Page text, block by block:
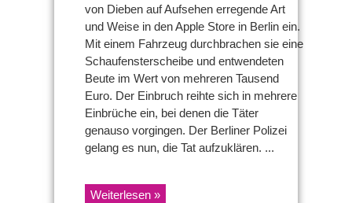
von Dieben auf Aufsehen erregende Art
und Weise in den Apple Store in Berlin ein.
Mit einem Fahrzeug durchbrachen sie eine
Schaufensterscheibe und entwendeten
Beute im Wert von mehreren Tausend
Euro. Der Einbruch reihte sich in mehrere
Einbrüche ein, bei denen die Täter
genauso vorgingen. Der Berliner Polizei
gelang es nun, die Tat aufzuklären. ...
Weiterlesen »